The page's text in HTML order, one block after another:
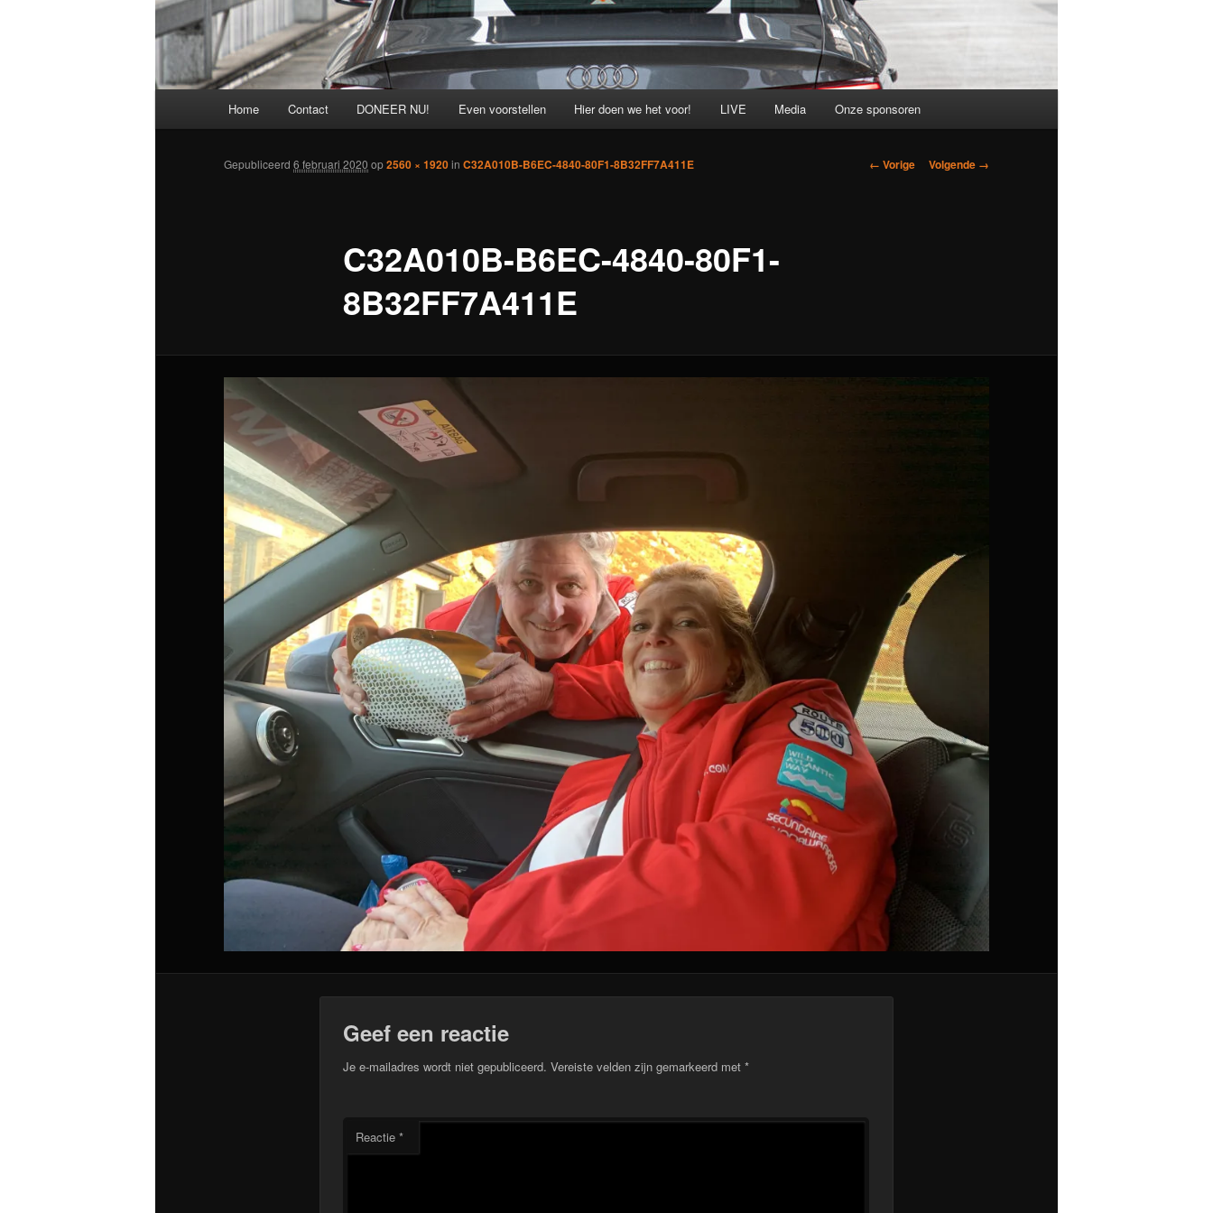
Home Contact DONEER NU! Even voorstellen Hier doen we het voor! LIVE Media Onze sponsoren
Afbeeldingsnavigatie
← Vorige Volgende →
C32A010B-B6EC-4840-80F1-
8B32FF7A411E
Gepubliceerd 6 februari 2020 op2560 × 1920in C32A010B-B6EC-4840-80F1-8B32FF7A411E
Geef een reactie
Je e-mailadres wordt niet gepubliceerd. Vereiste velden zijn gemarkeerd met *
Reactie *